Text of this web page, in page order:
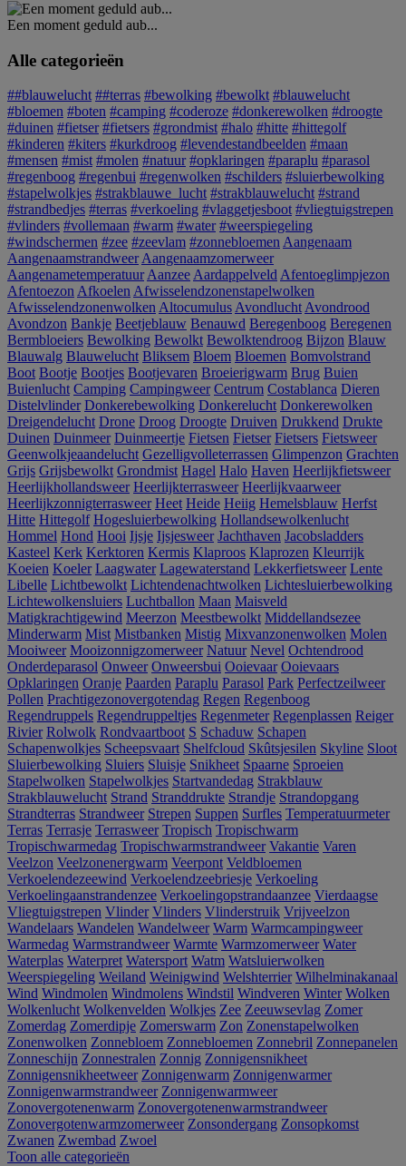
Een moment geduld aub...
Alle categorieën
##blauwelucht ##terras #bewolking #bewolkt #blauwelucht
#bloemen #boten #camping #coderoze #donkerewolken #droogte
#duinen #fietser #fietsers #grondmist #halo #hitte #hittegolf
#kinderen #kiters #kurkdroog #levendestandbeelden #maan
#mensen #mist #molen #natuur #opklaringen #paraplu #parasol
#regenboog #regenbui #regenwolken #schilders #sluierbewolking
#stapelwolkjes #strakblauwe_lucht #strakblauwelucht #strand
#strandbedjes #terras #verkoeling #vlaggetjesboot #vliegtuigstrepen
#vlinders #vollemaan #warm #water #weerspiegeling
#windschermen #zee #zeevlam #zonnebloemen Aangenaam
Aangenaamstrandweer Aangenaamzomerweer
Aangenametemperatuur Aanzee Aardappelveld Afentoeglimpjezon
Afentoezon Afkoelen Afwisselendzonenstapelwolken
Afwisselendzonenwolken Altocumulus Avondlucht Avondrood
Avondzon Bankje Beetjeblauw Benauwd Beregenboog Beregenen
Bermbloeiers Bewolking Bewolkt Bewolktendroog Bijzon Blauw
Blauwalg Blauwelucht Bliksem Bloem Bloemen Bomvolstrand
Boot Bootje Bootjes Bootjevaren Broeierigwarm Brug Buien
Buienlucht Camping Campingweer Centrum Costablanca Dieren
Distelvlinder Donkerebewolking Donkerelucht Donkerewolken
Dreigendelucht Drone Droog Droogte Druiven Drukkend Drukte
Duinen Duinmeer Duinmeertje Fietsen Fietser Fietsers Fietsweer
Geenwolkjeaandelucht Gezelligvolleterrassen Glimpenzon Grachten
Grijs Grijsbewolkt Grondmist Hagel Halo Haven Heerlijkfietsweer
Heerlijkhollandsweer Heerlijkterrasweer Heerlijkvaarweer
Heerlijkzonnigterrasweer Heet Heide Heiig Hemelsblauw Herfst
Hitte Hittegolf Hogesluierbewolking Hollandsewolkenlucht
Hommel Hond Hooi Ijsje Ijsjesweer Jachthaven Jacobsladders
Kasteel Kerk Kerktoren Kermis Klaproos Klaprozen Kleurrijk
Koeien Koeler Laagwater Lagewaterstand Lekkerfietsweer Lente
Libelle Lichtbewolkt Lichtendenachtwolken Lichtesluierbewolking
Lichtewolkensluiers Luchtballon Maan Maisveld
Matigkrachtigewind Meerzon Meestbewolkt Middellandsezee
Minderwarm Mist Mistbanken Mistig Mixvanzonenwolken Molen
Mooiweer Mooizonnigzomerweer Natuur Nevel Ochtendrood
Onderdeparasol Onweer Onweersbui Ooievaar Ooievaars
Opklaringen Oranje Paarden Paraplu Parasol Park Perfectzeilweer
Pollen Prachtigezonovergotendag Regen Regenboog
Regendruppels Regendruppeltjes Regenmeter Regenplassen Reiger
Rivier Rolwolk Rondvaartboot S Schaduw Schapen
Schapenwolkjes Scheepsvaart Shelfcloud Skûtsjesilen Skyline Sloot
Sluierbewolking Sluiers Sluisje Snikheet Spaarne Sproeien
Stapelwolken Stapelwolkjes Startvandedag Strakblauw
Strakblauwelucht Strand Stranddrukte Strandje Strandopgang
Strandterras Strandweer Strepen Suppen Surfles Temperatuurmeter
Terras Terrasje Terrasweer Tropisch Tropischwarm
Tropischwarmedag Tropischwarmstrandweer Vakantie Varen
Veelzon Veelzonenergwarm Veerpont Veldbloemen
Verkoelendezeewind Verkoelendzeebriesje Verkoeling
Verkoelingaanstrandenzee Verkoelingopstrandaanzee Vierdaagse
Vliegtuigstrepen Vlinder Vlinders Vlinderstruik Vrijveelzon
Wandelaars Wandelen Wandelweer Warm Warmcampingweer
Warmedag Warmstrandweer Warmte Warmzomerweer Water
Waterplas Waterpret Watersport Watm Watsluierwolken
Weerspiegeling Weiland Weinigwind Welshterrier Wilhelminakanaal
Wind Windmolen Windmolens Windstil Windveren Winter Wolken
Wolkenlucht Wolkenvelden Wolkjes Zee Zeeuwsevlag Zomer
Zomerdag Zomerdipje Zomerswarm Zon Zonenstapelwolken
Zonenwolken Zonnebloem Zonnebloemen Zonnebril Zonnepanelen
Zonneschijn Zonnestralen Zonnig Zonnigensnikheet
Zonnigensnikheetweer Zonnigenwarm Zonnigenwarmer
Zonnigenwarmstrandweer Zonnigenwarmweer
Zonovergotenenwarm Zonovergotenenwarmstrandweer
Zonovergotenwarmzomerweer Zonsondergang Zonsopkomst
Zwanen Zwembad Zwoel
Toon alle categorieën